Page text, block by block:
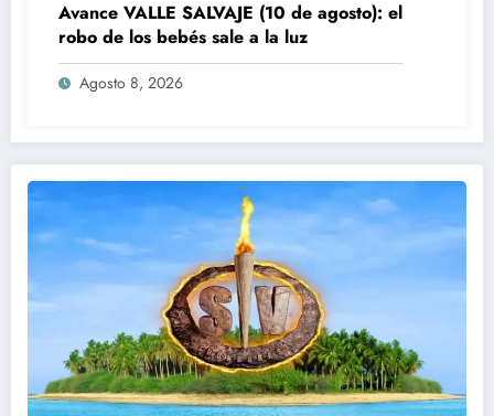
Avance VALLE SALVAJE (10 de agosto): el
robo de los bebés sale a la luz
Agosto 8, 2026